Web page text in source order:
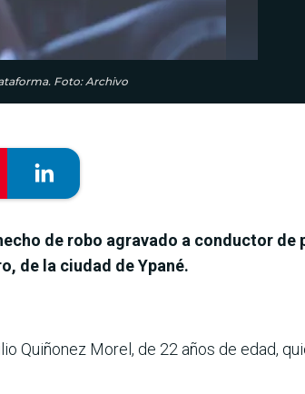
Foto: Archivo
de robo agravado a conductor
de la ciudad de Ypané.
Quiñonez Morel, de 22 años de edad,